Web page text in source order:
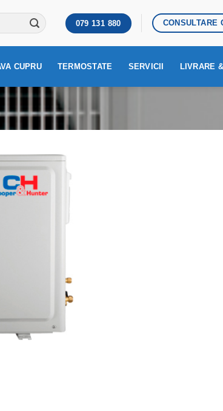
079 131 880 CONSULTARE
CUPRU TERMOSTATE SERVICII LIVRARE